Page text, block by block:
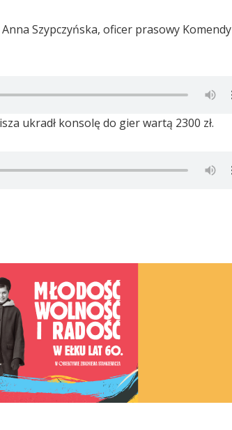
Szypczyńska, oficer prasowy Komendy
ukradł konsolę do gier wartą 2300 zł.